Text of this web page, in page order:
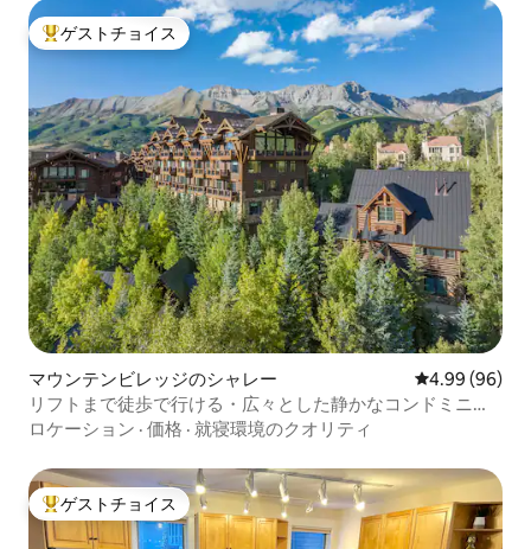
大好評のゲストチョイスです。
ゲストチョイス
マウンテンビレッジのシャレー レビュー96件
4.99 (96)
リフトまで徒歩で行ける・広々とした静かなコンドミニア
ム・4つのスイート
ロケーション · 価格 · 就寝環境のクオリティ
大好評のゲストチョイスです。
ゲストチョイス